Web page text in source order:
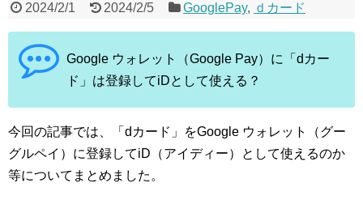
2024/2/1 2024/2/5 GooglePay, ｄカード
Google ウォレット（Google Pay）に「dカー
ド」は登録してiDとして使える？
今回の記事では、「dカード」をGoogle ウォレット（グー
グルペイ）に登録してiD（アイディー）として使えるのか
等についてまとめました。